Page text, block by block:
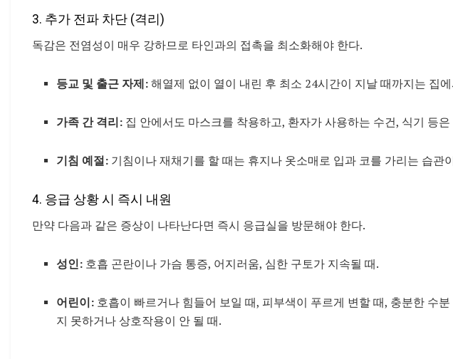
3. 추가 전파 차단 (격리)
독감은 전염성이 매우 강하므로 타인과의 접촉을 최소화해야 한다.
등교 및 출근 자제:해열제 없이 열이 내린 후 최소 24시간이 지날 때까지는 집
가족 간 격리: 집 안에서도 마스크를 착용하고, 환자가 사용하는 수건, 식기 등
기침 예절: 기침이나 재채기를 할 때는 휴지나 옷소매로 입과 코를 가리는 습관
4. 응급 상황 시 즉시 내원
만약 다음과 같은 증상이 나타난다면 즉시 응급실을 방문해야 한다.
성인: 호흡 곤란이나 가슴 통증, 어지러움, 심한 구토가 지속될 때.
어린이: 호흡이 빠르거나 힘들어 보일 때, 피부색이 푸르게 변할 때, 충분한 수
지 못하거나 상호작용이 안 될 때.